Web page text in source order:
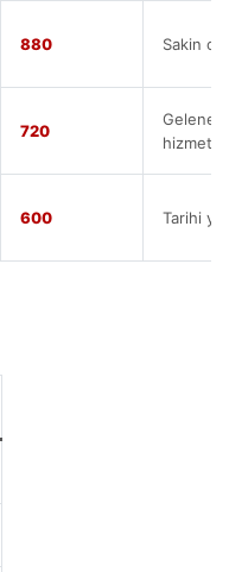
880 Sakin
720
hizmet
600 Tarihi